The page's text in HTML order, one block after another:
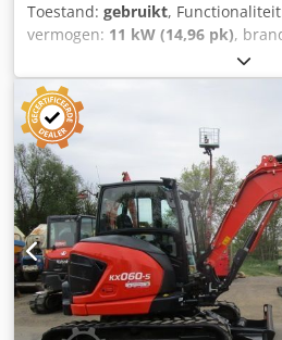
Toestand: gebruikt,
vermogen: 11 kW (14,96 pk),
, Bouwjaar:
h, aandrijftype:Diesel,
Gebruiksklaar en volledig
Goed Omschrijving: KUBOTA
Bouwjaar 2012 - - 3441 draaiuren -
- - GEEL/Martin mechanische
sleuvengraafbakken 30 + 60 cm - -
hellingbak 100 cm - - -
AANDRIJVING 100 - 130 cm - - -
cilinder Kubota dieselmotor 11,8
Graafmachine in goede staat - -
Nieuwe keuring door een
Snelwissel, bak, Dcodozqxi Nopfx